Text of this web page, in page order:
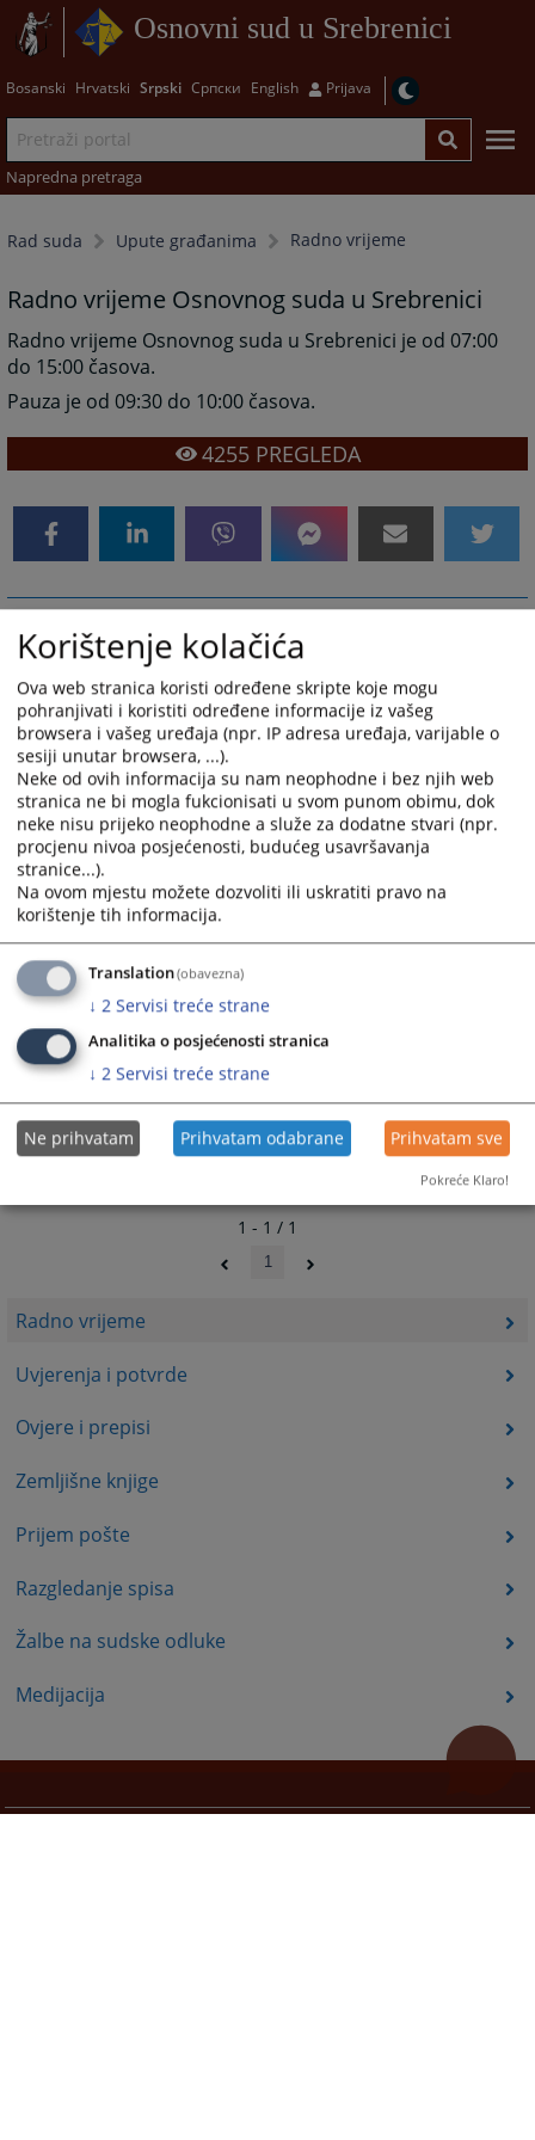
Osnovni sud u Srebrenici
Bosanski Hrvatski Srpski Српски English Prijava
Napredna pretraga
Rad suda Upute građanima Radno vrijeme
Radno vrijeme
Uvjerenja i potvrde
Ovjere i prepisi
Zemljišne knjige
Prijem pošte
Razgledanje spisa
Žalbe na sudske odluke
Medijacija
Radno vrijeme Osnovnog suda u Srebrenici
Radno vrijeme Osnovnog suda u Srebrenici je od 07:00
do 15:00 časova.
Pauza je od 09:30 do 10:00 časova.
4255PREGLEDA
1 - 1 / 1
1
Korištenje kolačića
Ova web stranica koristi određene skripte koje mogu
pohranjivati i koristiti određene informacije iz vašeg
browsera i vašeg uređaja (npr. IP adresa uređaja, varijable o
sesiji unutar browsera, ...).
Neke od ovih informacija su nam neophodne i bez njih web
stranica ne bi mogla fukcionisati u svom punom obimu, dok
neke nisu prijeko neophodne a služe za dodatne stvari (npr.
procjenu nivoa posjećenosti, budućeg usavršavanja
stranice...).
Na ovom mjestu možete dozvoliti ili uskratiti pravo na
korištenje tih informacija.
Translation(obavezna)
↓ 2 Servisi treće strane
Analitika o posjećenosti stranica
↓ 2 Servisi treće strane
Ne prihvatam Prihvatam odabrane Prihvatam sve
Pokreće Klaro!